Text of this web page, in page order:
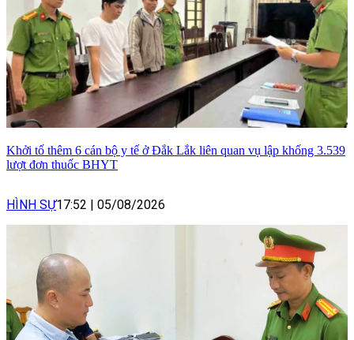
Khởi tố thêm 6 cán bộ y tế ở Đắk Lắk liên quan vụ lập khống 3.539
lượt đơn thuốc BHYT
HÌNH SỰ17:52 05/08/2026